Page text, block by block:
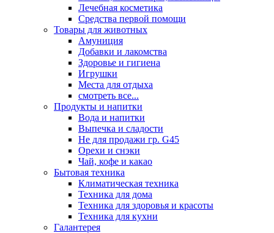
Лечебная косметика
Средства первой помощи
Товары для животных
Амуниция
Добавки и лакомства
Здоровье и гигиена
Игрушки
Места для отдыха
смотреть все...
Продукты и напитки
Вода и напитки
Выпечка и сладости
Не для продажи гр. G45
Орехи и снэки
Чай, кофе и какао
Бытовая техника
Климатическая техника
Техника для дома
Техника для здоровья и красоты
Техника для кухни
Галантерея